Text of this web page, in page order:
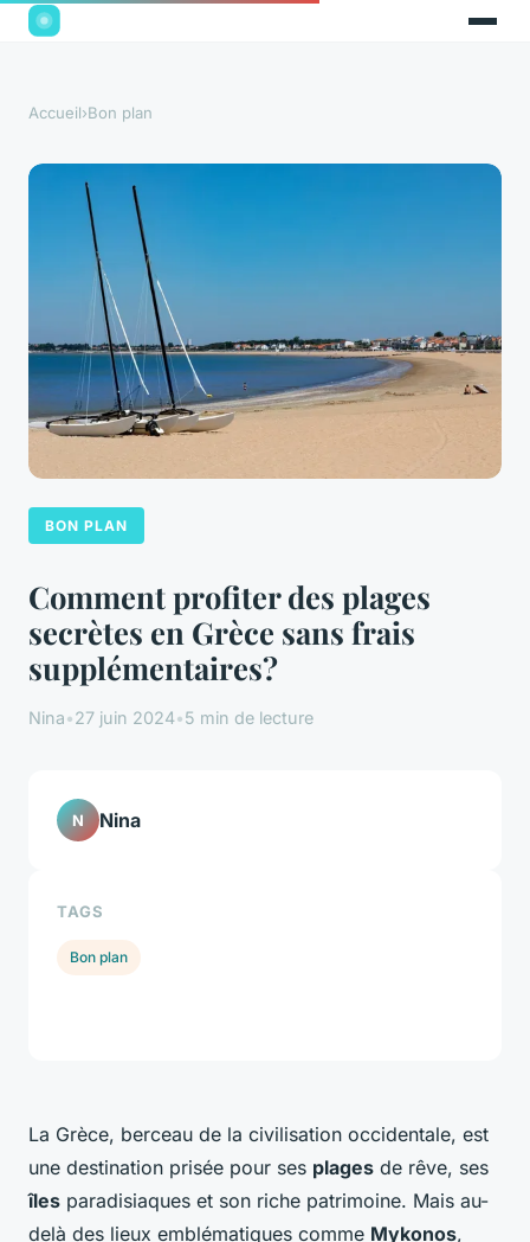
Accueil›Bon plan
BON PLAN
Comment profiter des plages
secrètes en Grèce sans frais
supplémentaires?
Nina•27 juin 2024•5 min de lecture
La Grèce, berceau de la civilisation occidentale, est
une destination prisée pour ses plages de rêve, ses
îles paradisiaques et son riche patrimoine. Mais au-
delà des lieux emblématiques comme Mykonos,
N Nina
TAGS
Bon plan